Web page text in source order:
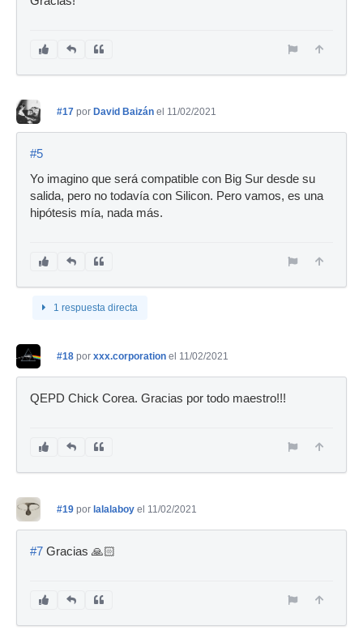
#17 por David Baizán el 11/02/2021
#5
Yo imagino que será compatible con Big Sur desde su
salida, pero no todavía con Silicon. Pero vamos, es una
hipótesis mía, nada más.
1 respuesta directa
#18 por xxx.corporation el 11/02/2021
QEPD Chick Corea. Gracias por todo maestro!!!
#19 por lalalaboy el 11/02/2021
#7 Gracias 🙏🏻